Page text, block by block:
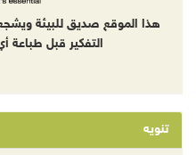
هذا الموقع صديق للبيئة
التفكير قبل طباعة
تنويه